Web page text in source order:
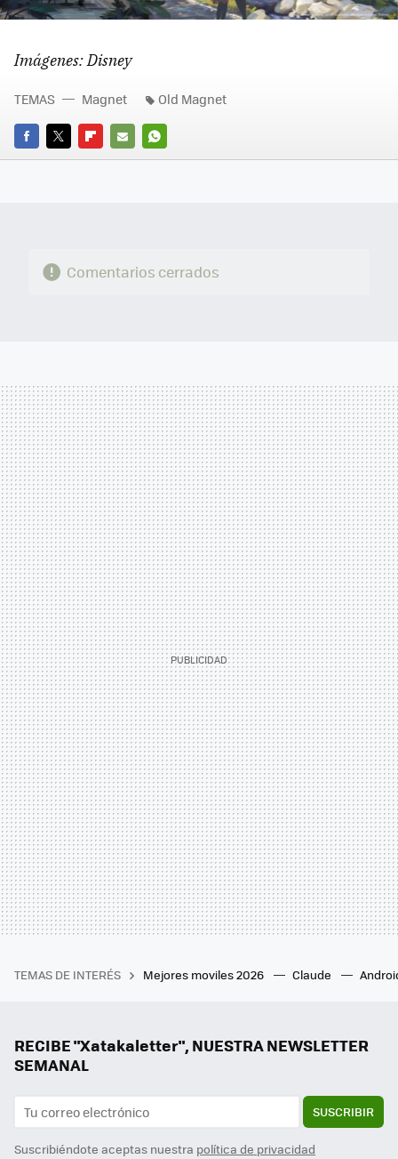
Imágenes: Disney
FACEBOOK
TWITTERFLIPBOARD
E-
WHATSAPP
TEMAS Magnet Old Magnet
Comentarios cerrados
TEMAS DE INTERÉS Mejores moviles 2026 Claude
RECIBE "Xatakaletter", NUESTRA NEWSLETTER
SEMANAL
SUSCRIBIR
Suscribiéndote aceptas nuestra política de privacidad